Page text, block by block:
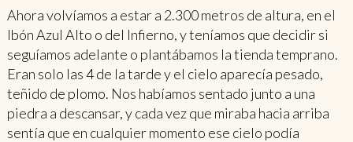
Ahora volvíamos a estar a 2.300 metros de altura, en el
Ibón Azul Alto o del Infierno, y teníamos que decidir si
seguíamos adelante o plantábamos la tienda temprano.
Eran solo las 4 de la tarde y el cielo aparecía pesado,
teñido de plomo. Nos habíamos sentado junto a una
piedra a descansar, y cada vez que miraba hacia arriba
sentía que en cualquier momento ese cielo podía